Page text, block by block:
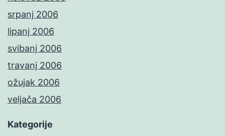
srpanj 2006
lipanj 2006
svibanj 2006
travanj 2006
ožujak 2006
veljača 2006
Kategorije